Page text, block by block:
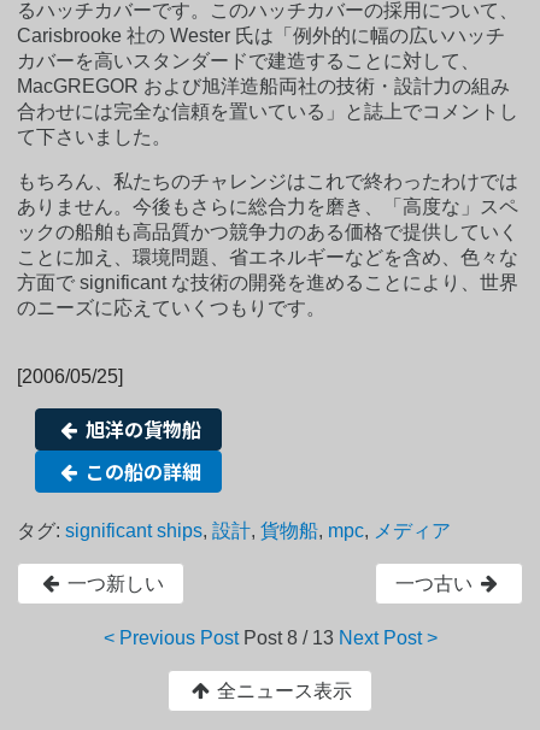
るハッチカバーです。このハッチカバーの採用について、
Carisbrooke 社の Wester 氏は「例外的に幅の広いハッチ
カバーを高いスタンダードで建造することに対して、
MacGREGOR および旭洋造船両社の技術・設計力の組み
合わせには完全な信頼を置いている」と誌上でコメントし
て下さいました。
もちろん、私たちのチャレンジはこれで終わったわけでは
ありません。今後もさらに総合力を磨き、「高度な」スペ
ックの船舶も高品質かつ競争力のある価格で提供していく
ことに加え、環境問題、省エネルギーなどを含め、色々な
方面で significant な技術の開発を進めることにより、世界
のニーズに応えていくつもりです。
[2006/05/25]
旭洋の貨物船
この船の詳細
タグ:significant ships,設計,貨物船, mpc, メディア
一つ新しい 一つ古い
< Previous Post Post8 / 13 Next Post >
全ニュース表示